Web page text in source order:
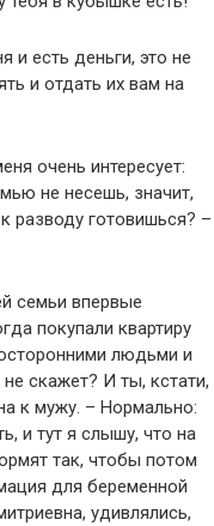
и есть деньги, это не
и отдать их вам на
очень интересует:
не несешь, значит,
разводу готовишься? –
семьи впервые
покупали квартиру
людьми и
скажет? И ты, кстати,
к мужу. – Нормально:
и тут я слышу, что на
так, чтобы потом
для беременной
удивлялись,